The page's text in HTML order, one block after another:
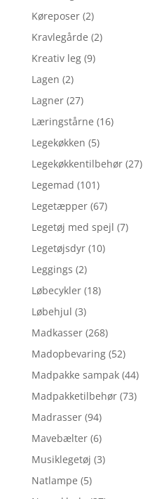
Køreposer (2)
Kravlegårde (2)
Kreativ leg (9)
Lagen (2)
Lagner (27)
Læringstårne (16)
Legekøkken (5)
Legekøkkentilbehør (27)
Legemad (101)
Legetæpper (67)
Legetøj med spejl (7)
Legetøjsdyr (10)
Leggings (2)
Løbecykler (18)
Løbehjul (3)
Madkasser (268)
Madopbevaring (52)
Madpakke sampak (44)
Madpakketilbehør (73)
Madrasser (94)
Mavebælter (6)
Musiklegetøj (3)
Natlampe (5)